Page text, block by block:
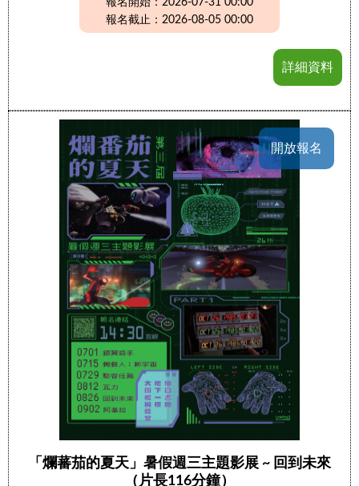
報名開始：2026-07-31 00:00
報名截止：2026-08-05 00:00
詳細資料
開放報名
「爛蕃茄的夏天」暑假週三主題影展 ~ 回到未來
（片長116分鐘）